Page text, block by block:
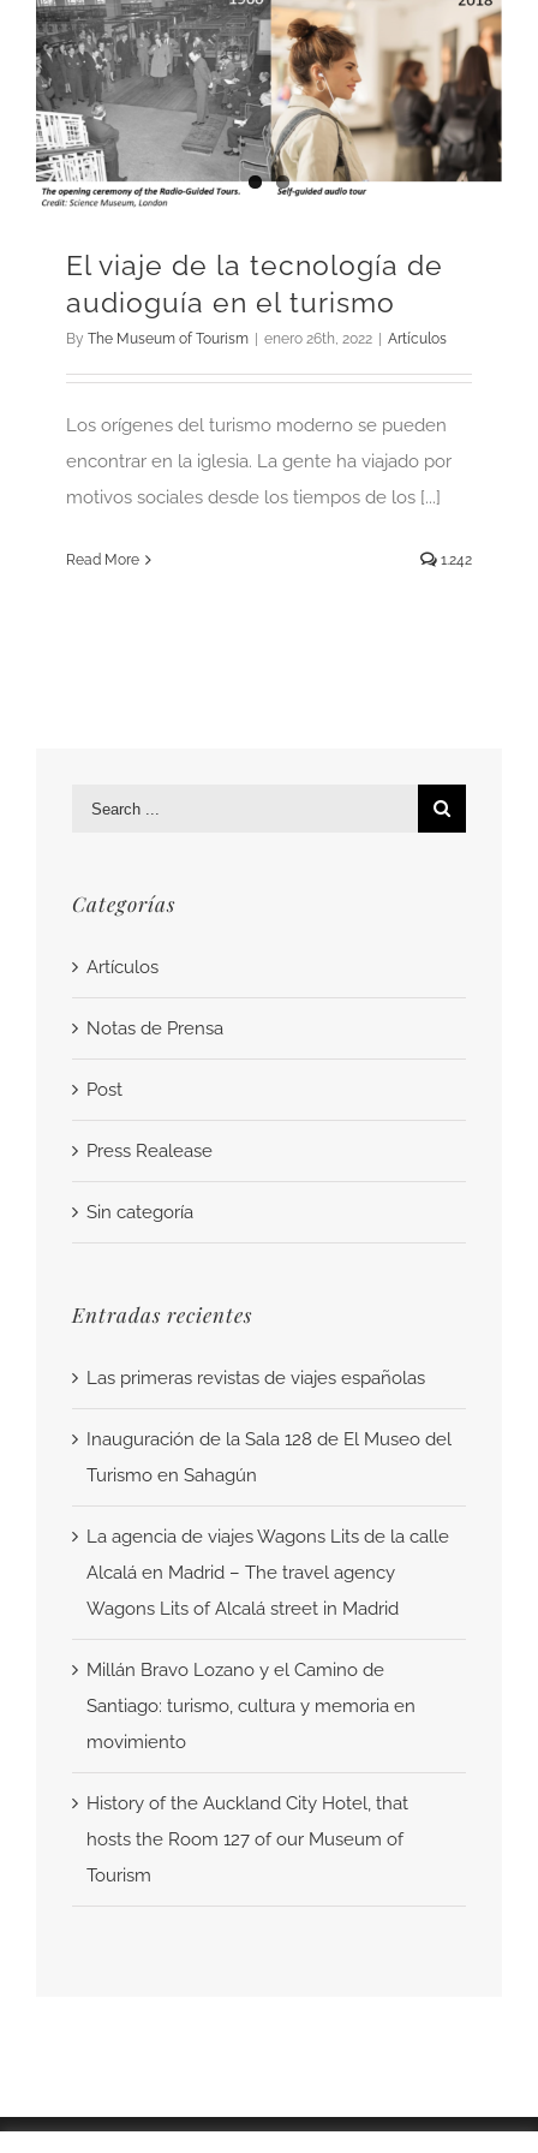
El viaje de la tecnología de
audioguía en el turismo
By The Museum of Tourism enero 26th, 2022 Artículos
Los orígenes del turismo moderno se pueden
encontrar en la iglesia. La gente ha viajado por
motivos sociales desde los tiempos de los [...]
Read More 1.242
Search
Categorías
Artículos
Notas de Prensa
Post
Press Realease
Sin categoría
Entradas recientes
Las primeras revistas de viajes españolas
Inauguración de la Sala 128 de El Museo del
Turismo en Sahagún
La agencia de viajes Wagons Lits de la calle
Alcalá en Madrid – The travel agency
Wagons Lits of Alcalá street in Madrid
Millán Bravo Lozano y el Camino de
Santiago: turismo, cultura y memoria en
movimiento
History of the Auckland City Hotel, that
hosts the Room 127 of our Museum of
Tourism